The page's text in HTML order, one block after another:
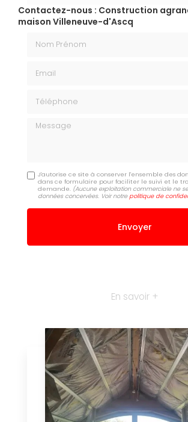
Contactez-nous : Construction
maison Villeneuve-d'Ascq
Message
J'autorise ce site à conserver l'ensemble des
dans ce formulaire pour faciliter le suivi et le
demande. (Aucune exploitation commerciale ne
données concervées. Voir notrepolitique de
En savoir +